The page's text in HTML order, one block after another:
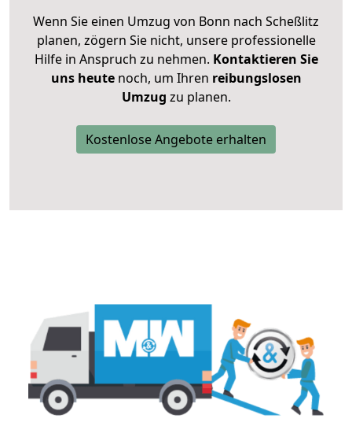
Wenn Sie einen Umzug von Bonn nach Scheßlitz
planen, zögern Sie nicht, unsere professionelle
Hilfe in Anspruch zu nehmen. Kontaktieren Sie
uns heutenoch, um Ihren reibungslosen
Umzug zu planen.
Kostenlose Angebote erhalten